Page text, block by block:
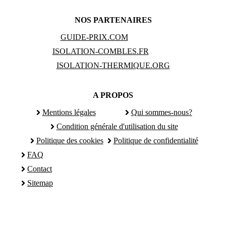
NOS PARTENAIRES
GUIDE-PRIX.COM
ISOLATION-COMBLES.FR
ISOLATION-THERMIQUE.ORG
A PROPOS
Mentions légales
Qui sommes-nous?
Condition générale d'utilisation du site
Politique des cookies
Politique de confidentialité
FAQ
Contact
Sitemap